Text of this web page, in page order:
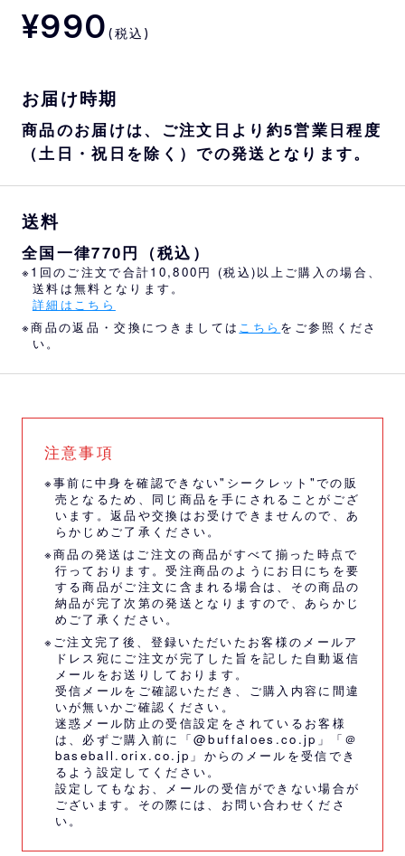
¥990 (税込)
お届け時期
商品のお届けは、ご注文日より約5営業日程度
（土日・祝日を除く）での発送となります。
送料
全国一律770円（税込）
※1回のご注文で合計10,800円 (税込)以上ご購入の場合、
送料は無料となります。
詳細はこちら
※商品の返品・交換につきましては こちら をご参照くださ
い。
注意事項
※事前に中身を確認できない"シークレット"での販
売となるため、同じ商品を手にされることがござ
います。返品や交換はお受けできませんので、あ
らかじめご了承ください。
※商品の発送はご注文の商品がすべて揃った時点で
行っております。受注商品のようにお日にちを要
する商品がご注文に含まれる場合は、その商品の
納品が完了次第の発送となりますので、あらかじ
めご了承ください。
※ご注文完了後、登録いただいたお客様のメールア
ドレス宛にご注文が完了した旨を記した自動返信
メールをお送りしております。
受信メールをご確認いただき、ご購入内容に間違
いが無いかご確認ください。
迷惑メール防止の受信設定をされているお客様
は、必ずご購入前に「@buffaloes.co.jp」「＠
baseball.orix.co.jp」からのメールを受信でき
るよう設定してください。
設定してもなお、メールの受信ができない場合が
ございます。その際には、 お問い合わせくださ
い。